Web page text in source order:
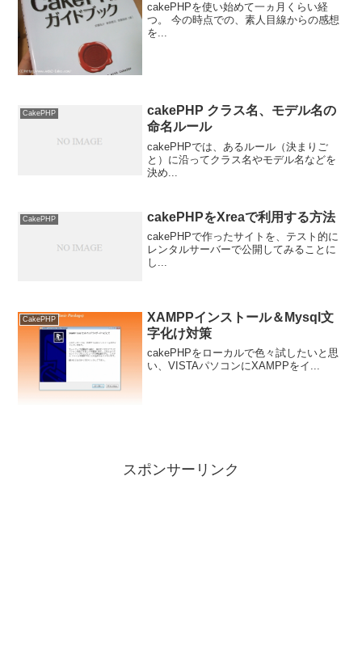
cakePHPを使い始めて一ヵ月くらい経
つ。 今の時点での、素人目線からの感想
を...
CakePHP
cakePHP クラス名、モデル名の
命名ルール
cakePHPでは、あるルール（決まりご
と）に沿ってクラス名やモデル名などを
決め...
CakePHP cakePHPをXreaで利用する方法
cakePHPで作ったサイトを、テスト的に
レンタルサーバーで公開してみることに
し...
CakePHP
XAMPPインストール＆Mysql文
字化け対策
cakePHPをローカルで色々試したいと思
い、VISTAパソコンにXAMPPをイ...
スポンサーリンク